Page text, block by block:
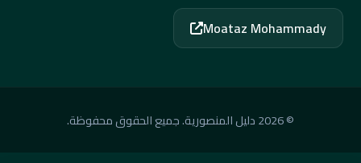
Moataz Mohammady
© 2026 دليل المنصورية. جميع الحقوق محفوظة.